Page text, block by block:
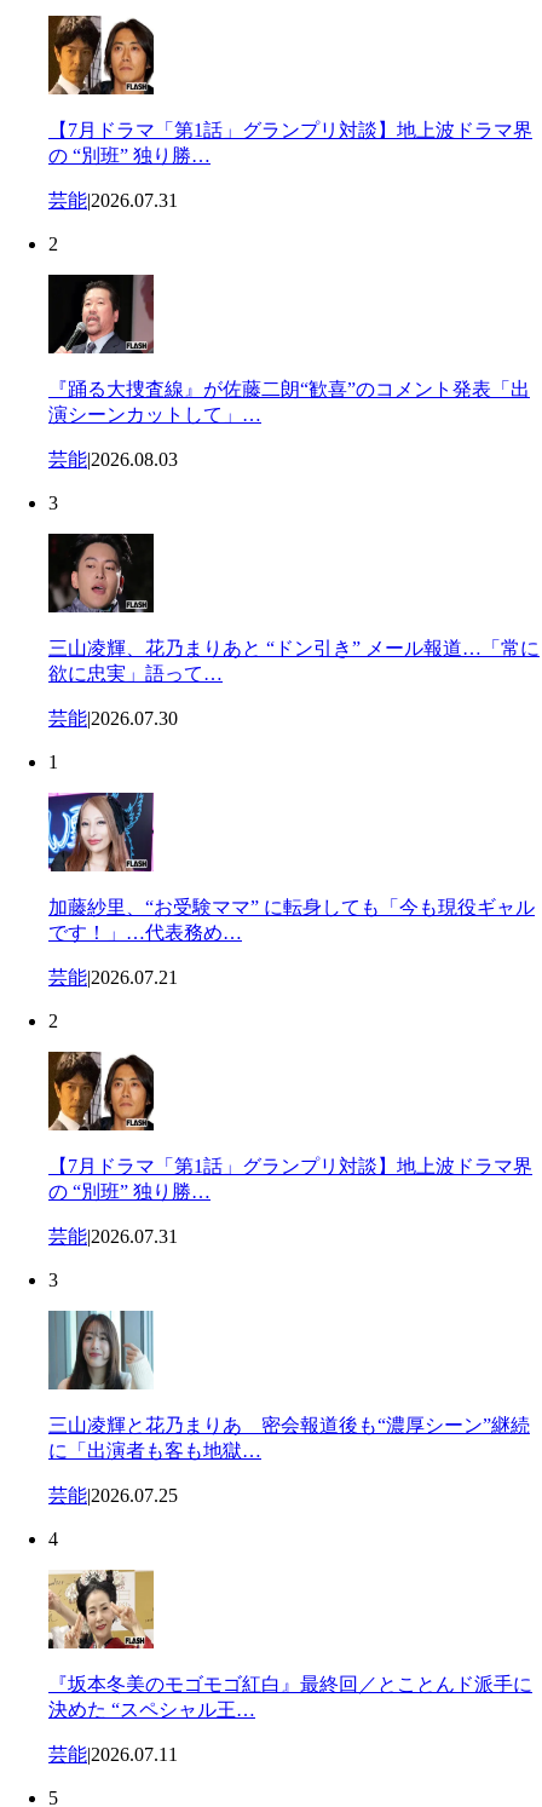
【7月ドラマ「第1話」グランプリ対談】地上波ドラマ界
の “別班” 独り勝…
芸能|2026.07.31
2
『踊る大捜査線』が佐藤二朗“歓喜”のコメント発表「出
演シーンカットして」…
芸能|2026.08.03
3
三山凌輝、花乃まりあと “ドン引き” メール報道…「常に
欲に忠実」語って…
芸能|2026.07.30
1
加藤紗里、“お受験ママ” に転身しても「今も現役ギャル
です！」…代表務め…
芸能|2026.07.21
2
【7月ドラマ「第1話」グランプリ対談】地上波ドラマ界
の “別班” 独り勝…
芸能|2026.07.31
3
三山凌輝と花乃まりあ 密会報道後も“濃厚シーン”継続
に「出演者も客も地獄…
芸能|2026.07.25
4
『坂本冬美のモゴモゴ紅白』最終回／とことんド派手に
決めた “スペシャル王…
芸能|2026.07.11
5